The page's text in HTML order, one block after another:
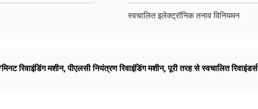
स्वचालित इलेक्ट्रॉनिक तनाव विनियमन
रिवाइंडिंग मशीन,पीएलसी नियंत्रण रिवाइंडिंग मशीन,पूरी तरह से स्वचालित रिवाइंडर्स